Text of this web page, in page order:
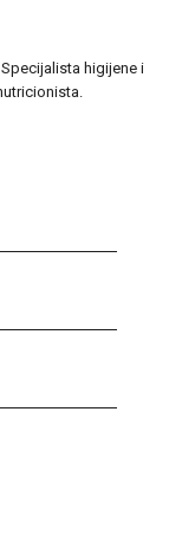
higijene i